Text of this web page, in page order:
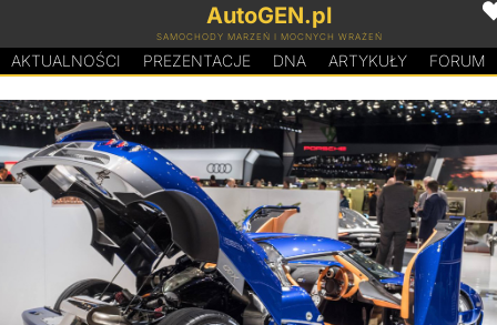
AutoGEN.pl
SAMOCHODY MARZEŃ I MOCNYCH WRAŻEŃ
AKTUALNOŚCI PREZENTACJE DNA ARTYKUŁY FORUM